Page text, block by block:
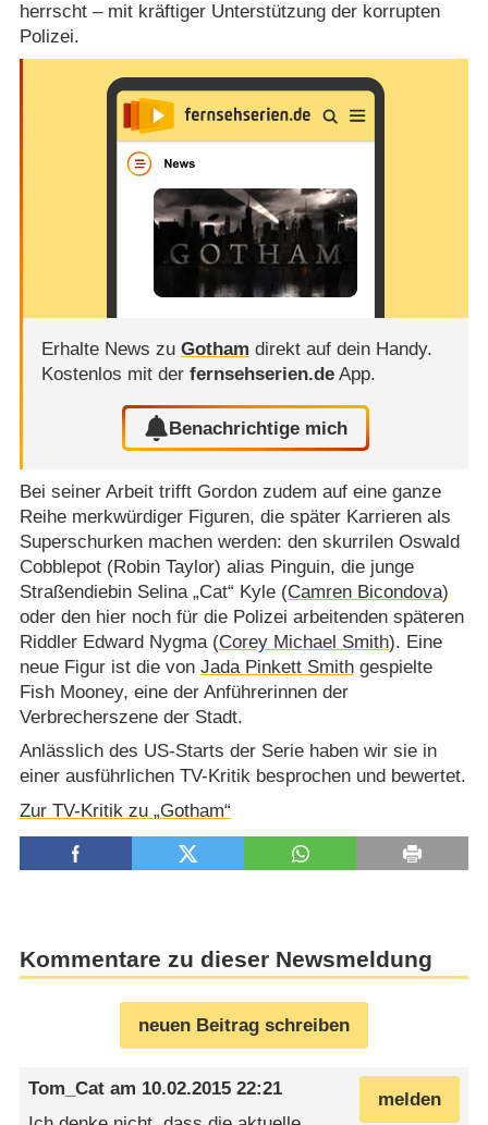
herrscht – mit kräftiger Unterstützung der korrupten
Polizei.
Erhalte News zu Gotham direkt auf dein Handy.
Kostenlos mit der fernsehserien.deApp.
Benachrichtige mich
Bei seiner Arbeit trifft Gordon zudem auf eine ganze
Reihe merkwürdiger Figuren, die später Karrieren als
Superschurken machen werden: den skurrilen Oswald
Cobblepot (Robin Taylor) alias Pinguin, die junge
Straßendiebin Selina „Cat“ Kyle (Camren Bicondova)
oder den hier noch für die Polizei arbeitenden späteren
Riddler Edward Nygma (Corey Michael Smith). Eine
neue Figur ist die von Jada Pinkett Smithgespielte
Fish Mooney, eine der Anführerinnen der
Verbrecherszene der Stadt.
Anlässlich des US-Starts der Serie haben wir sie in
einer ausführlichen TV-Kritik besprochen und bewertet.
Zur TV-Kritik zu „Gotham“
Kommentare zu dieser Newsmeldung
neuen Beitrag schreiben
melden
Tom_Cat am 10.02.2015 22:21